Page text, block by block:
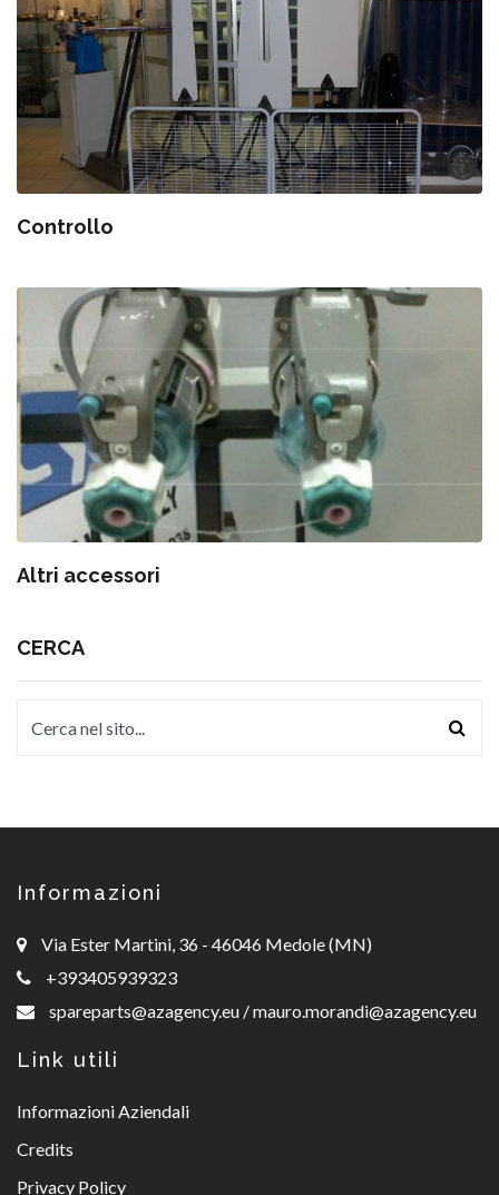
Controllo
Altri accessori
CERCA
Informazioni
Via Ester Martini, 36 - 46046 Medole (MN)
+393405939323
spareparts@azagency.eu /mauro.morandi@azagency.eu
Link utili
Informazioni Aziendali
Credits
Privacy Policy